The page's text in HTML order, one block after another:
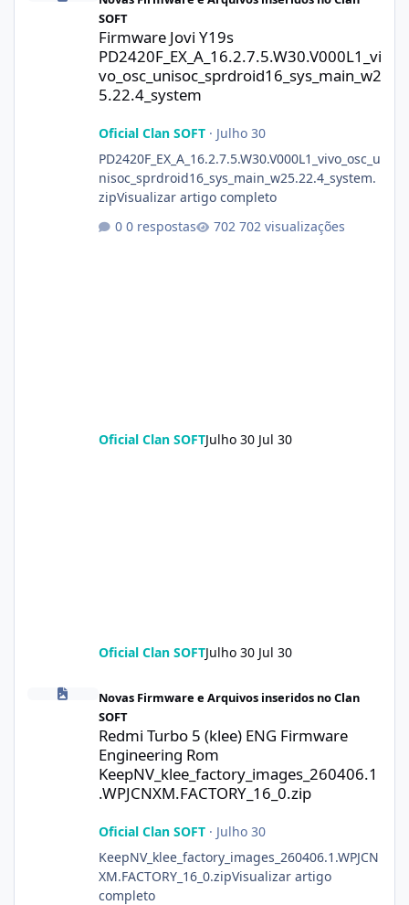
SOFT
Firmware Jovi Y19s
PD2420F_EX_A_16.2.7.5.W30.V000L1_vi
vo_osc_unisoc_sprdroid16_sys_main_w2
5.22.4_system
Oficial Clan SOFT· Julho 30
PD2420F_EX_A_16.2.7.5.W30.V000L1_vivo_osc_u
nisoc_sprdroid16_sys_main_w25.22.4_system.
zipVisualizar artigo completo
0 respostas
702 visualizações
Oficial Clan SOFTJulho 30 Jul 30
Oficial Clan SOFTJulho 30 Jul 30
Novas Firmware e Arquivos inseridos no Clan
SOFT
Redmi Turbo 5 (klee) ENG Firmware
Engineering Rom
KeepNV_klee_factory_images_260406.1
.WPJCNXM.FACTORY_16_0.zip
Oficial Clan SOFT· Julho 30
KeepNV_klee_factory_images_260406.1.WPJCN
XM.FACTORY_16_0.zipVisualizar artigo
completo